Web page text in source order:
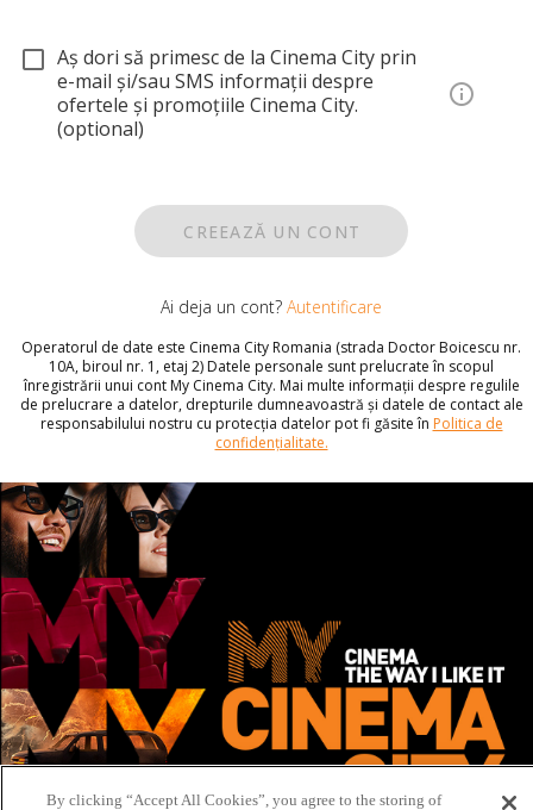
Aș dori să primesc de la Cinema City prin
e-mail și/sau SMS informații despre
ofertele și promoțiile Cinema City.
(optional)
CREEAZĂ UN CONT
Ai deja un cont? Autentificare
Operatorul de date este Cinema City Romania (strada Doctor Boicescu nr.
10A, biroul nr. 1, etaj 2) Datele personale sunt prelucrate în scopul
înregistrării unui cont My Cinema City. Mai multe informații despre regulile
de prelucrare a datelor, drepturile dumneavoastră și datele de contact ale
responsabilului nostru cu protecția datelor pot fi găsite în Politica de
confidențialitate.
By clicking “Accept All Cookies”, you agree to the storing of